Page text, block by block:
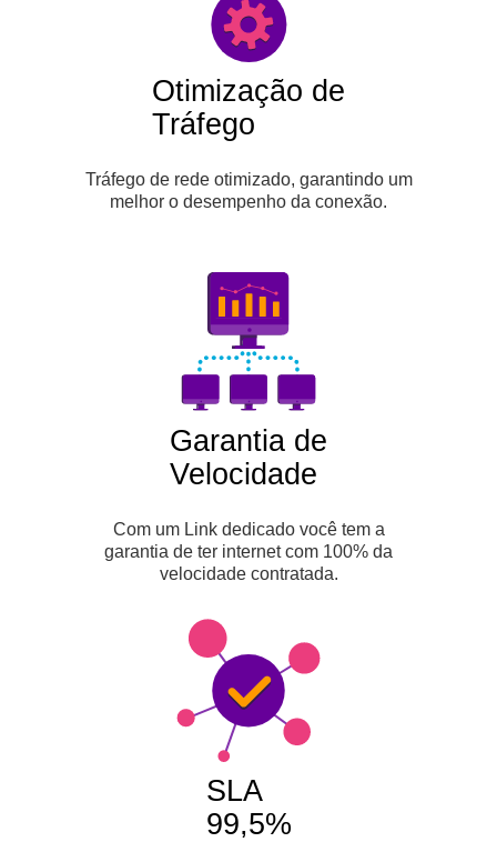
Otimização de
Tráfego
Tráfego de rede otimizado, garantindo um
melhor o desempenho da conexão.
Garantia de
Velocidade
Com um Link dedicado você tem a
garantia de ter internet com 100% da
velocidade contratada.
SLA
99,5%